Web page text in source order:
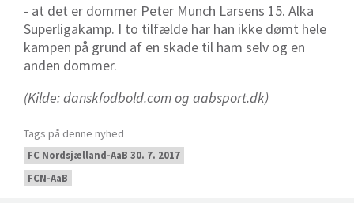
- at det er dommer Peter Munch Larsens 15. Alka
Superligakamp. I to tilfælde har han ikke dømt hele
kampen på grund af en skade til ham selv og en
anden dommer.
(Kilde: danskfodbold.com og aabsport.dk)
Tags på denne nyhed
FC Nordsjælland-AaB 30. 7. 2017
FCN-AaB